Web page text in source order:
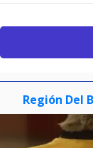
Región Del